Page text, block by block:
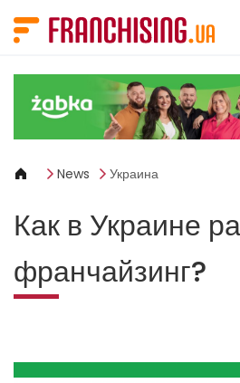
News Украина
Как в Украине
франчайзинг?